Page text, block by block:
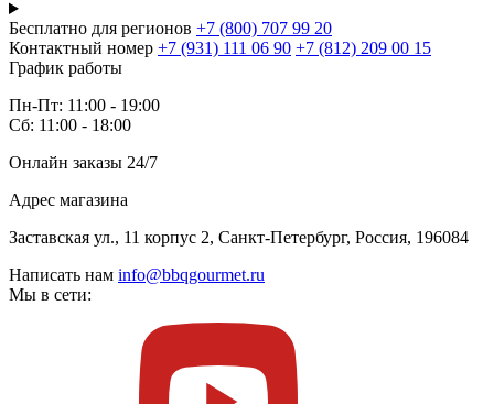
Бесплатно для регионов +7 (800) 707 99 20
Контактный номер +7 (931) 111 06 90 +7 (812) 209 00 15
График работы
Пн-Пт: 11:00 - 19:00
Сб: 11:00 - 18:00
Онлайн заказы 24/7
Адрес магазина
Заставская ул., 11 корпус 2, Санкт-Петербург, Россия, 196084
Написать нам info@bbqgourmet.ru
Мы в сети: